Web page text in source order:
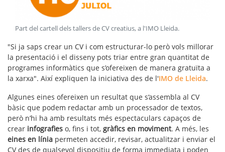
Part del cartell dels tallers de CV creatius, a l'IMO Lleida.
"Si ja saps crear un CV i com estructurar-lo però vols millorar
la presentació i el disseny pots triar entre gran quantitat de
programes informàtics que s’ofereixen de manera gratuïta a
la xarxa". Així expliquen la iniciativa des de l'IMO de Lleida.
Algunes eines ofereixen un resultat que s‘assembla al CV
bàsic que podem redactar amb un processador de textos,
però n’hi ha amb resultats més espectaculars capaços de
crear infografies o, fins i tot, gràfics en moviment. A més, les
eines en línia permeten accedir, revisar, actualitzar i enviar el
CV des de qualsevol dispositiu de forma immediata i poden